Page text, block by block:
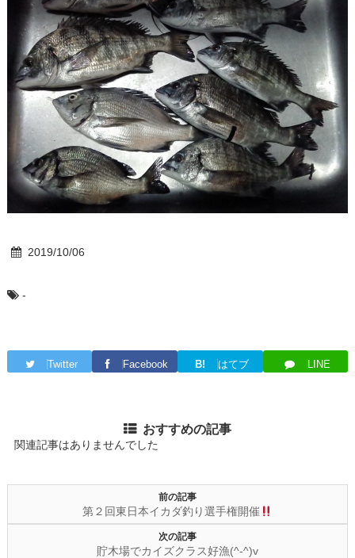
2019/10/06
-
Twitter Facebook B! はてブ LINE
おすすめの記事
関連記事はありませんでした
前の記事
第２回東日本イカダ釣り選手権開催
次の記事
貯木場でカイズクラス好漁(^-^)v